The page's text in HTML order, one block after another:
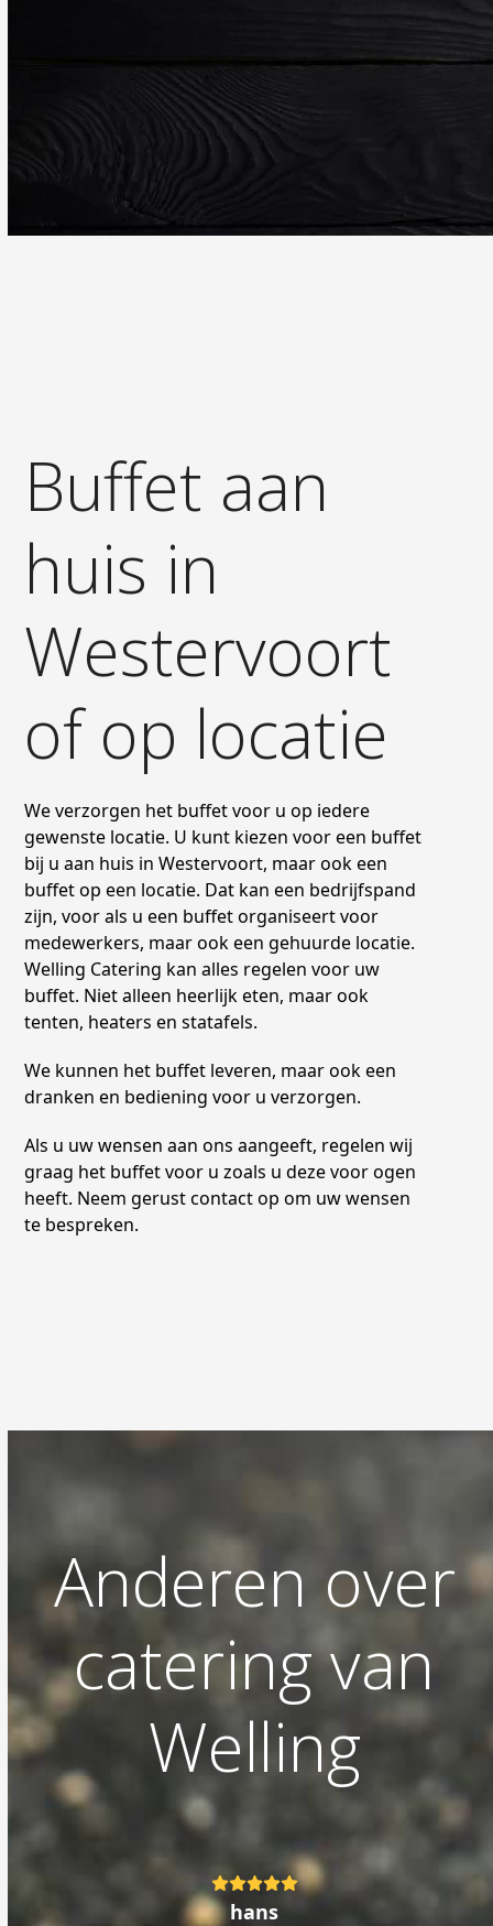
Buffet aan
huis in
Westervoort
of op locatie
We verzorgen het buffet voor u op iedere
gewenste locatie. U kunt kiezen voor een buffet
bij u aan huis in Westervoort, maar ook een
buffet op een locatie. Dat kan een bedrijfspand
zijn, voor als u een buffet organiseert voor
medewerkers, maar ook een gehuurde locatie.
Welling Catering kan alles regelen voor uw
buffet. Niet alleen heerlijk eten, maar ook
tenten, heaters en statafels.
We kunnen het buffet leveren, maar ook een
dranken en bediening voor u verzorgen.
Als u uw wensen aan ons aangeeft, regelen wij
graag het buffet voor u zoals u deze voor ogen
heeft. Neem gerust contact op om uw wensen
te bespreken.
Anderen over
catering van
Welling
Rating:
5 hans